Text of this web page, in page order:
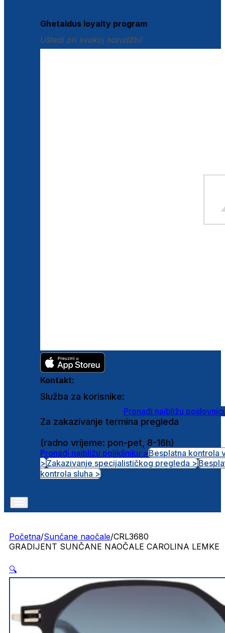
Ghetaldus loyalty program
Uštedi pri svakoj narudžbi!
Kontakt:
Služba za korisnike:
Pronađi najbližu
Za zakazivanje termina pregleda
(radno vrijeme: pon-pet, 8-16h)
Pronađi najbližu polikliniku >Besplatna kontrola
>Zakazivanje specijalističkog pregleda >
kontrola sluha >
Početna/Sunčane naočale/CRL3680
GRADIJENT SUNČANE NAOČALE CAROLINA LEMKE
🔍